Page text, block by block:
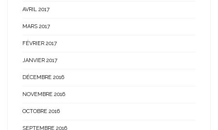
AVRIL 2017
MARS 2017
FÉVRIER 2017
JANVIER 2017
DÉCEMBRE 2016
NOVEMBRE 2016
OCTOBRE 2016
SEPTEMBRE 2016